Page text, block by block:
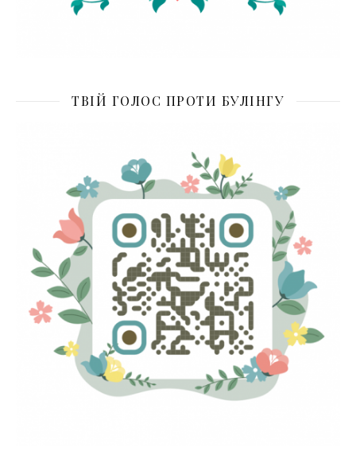
ТВІЙ ГОЛОС ПРОТИ БУЛІНГУ